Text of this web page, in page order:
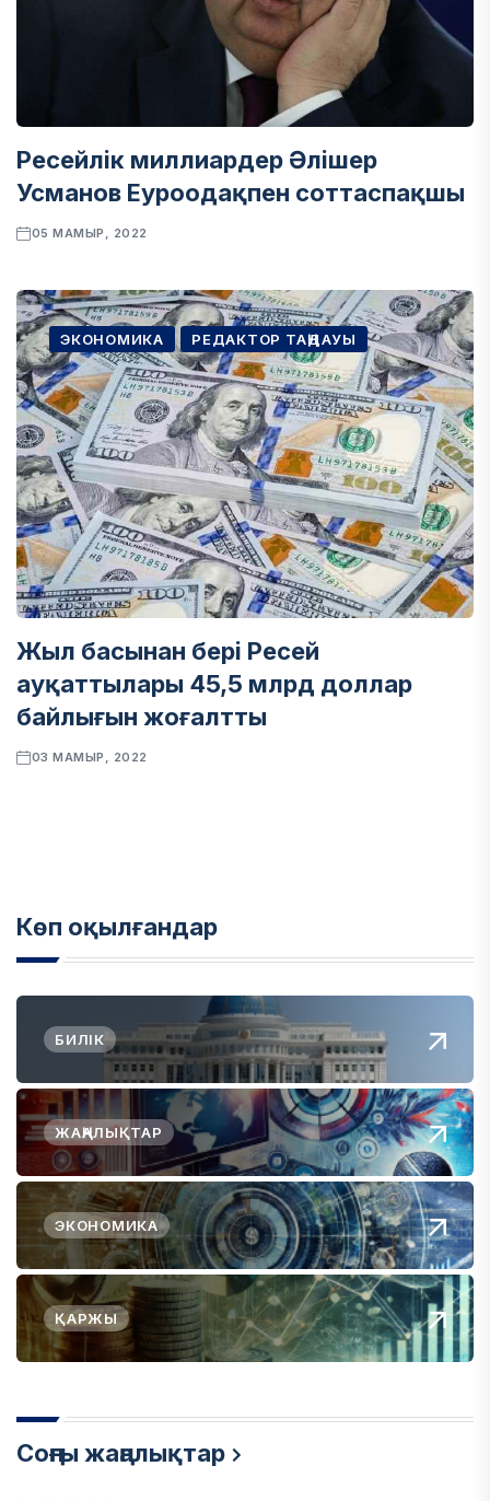
Ресейлік миллиардер Әлішер
Усманов Еуроодақпен соттаспақшы
05 МАМЫР, 2022
ЭКОНОМИКА РЕДАКТОР ТАҢДАУЫ
Жыл басынан бері Ресей
ауқаттылары 45,5 млрд доллар
байлығын жоғалтты
03 МАМЫР, 2022
Көп оқылғандар
БИЛІК
ЖАҢАЛЫҚТАР
ЭКОНОМИКА
ҚАРЖЫ
Соңғы жаңалықтар